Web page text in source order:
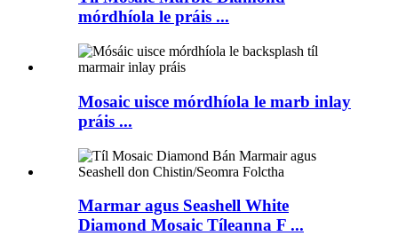
mórdhíola le práis ...
Mosaic uisce mórdhíola le marb inlay
práis ...
Marmar agus Seashell White
Diamond Mosaic Tíleanna F ...